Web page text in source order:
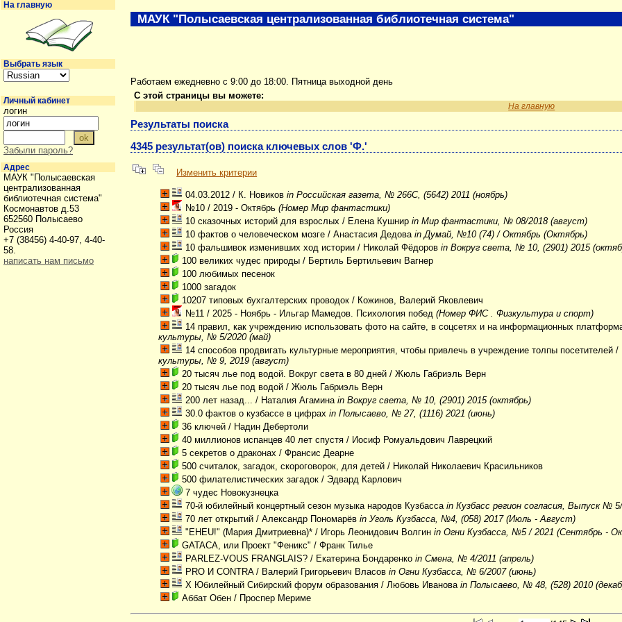
Работаем ежедневно с 9:00 до 18:00. Пятница выходной день
С этой страницы вы можете:
На главную
Результаты поиска
4345 результат(ов) поиска ключевых слов 'Ф.'
Изменить критерии
04.03.2012 / К. Новиковin Российская газета, № 266С, (5642) 2011 (ноябрь)
№10 / 2019 - Октябрь (Номер Мир фантастики)
10 сказочных историй для взрослых / Елена Кушнирin Мир фантастики, № 08/2018 (август)
10 фактов о человеческом мозге / Анастасия Дедоваin Думай, №10 (74) / Октябрь (Октябрь)
10 фальшивок изменивших ход истории / Николай Фёдоровin Вокруг света, № 10, (2901) 2015
100 великих чудес природы / Бертиль Бертильевич Вагнер
100 любимых песенок
1000 загадок
10207 типовых бухгалтерских проводок / Кожинов, Валерий Яковлевич
№11 / 2025 - Ноябрь - Ильгар Мамедов. Психология побед (Номер ФИС . Физкультура и спорт)
14 правил, как учреждению использовать фото на сайте, в соцсетях и на информационных
культуры, № 5/2020 (май)
14 способов продвигать культурные мероприятия, чтобы привлечь в учреждение толпы посетителей /
культуры, № 9, 2019 (август)
20 тысяч лье под водой. Вокруг света в 80 дней / Жюль Габриэль Верн
20 тысяч лье под водой / Жюль Габриэль Верн
200 лет назад... / Наталия Агаминаin Вокруг света, № 10, (2901) 2015 (октябрь)
30.0 фактов о кузбассе в цифрах in Полысаево, № 27, (1116) 2021 (июнь)
36 ключей / Надин Дебертоли
40 миллионов испанцев 40 лет спустя / Иосиф Ромуальдович Лаврецкий
5 секретов о драконах / Франсис Деарне
500 считалок, загадок, скороговорок, для детей / Николай Николаевич Красильников
500 филателистических загадок / Эдвард Карлович
7 чудес Новокузнецка
70-й юбилейный концертный сезон музыка народов Кузбасса in Кузбасс регион согласия, Выпуск №
70 лет открытий / Александр Пономарёвin Уголь Кузбасса, №4, (058) 2017 (Июль - Август)
"EHEU!" (Мария Дмитриевна)* / Игорь Леонидович Волгинin Огни Кузбасса, №5 / 2021 (Сентябрь -
GATACA, или Проект "Феникс" / Франк Тилье
PARLEZ-VOUS FRANGLAIS? / Екатерина Бондаренкоin Смена, № 4/2011 (апрель)
PRO И CONTRA/ Валерий Григорьевич Власовin Огни Кузбасса, № 6/2007 (июнь)
X Юбилейный Сибирский форум образования / Любовь Ивановаin Полысаево, № 48, (528) 2010
Аббат Обен / Проспер Мериме
МАУК "Полысаевская централизованная библиотечная система"
На главную
Выбрать язык
Личный кабинет
логин
Забыли пароль?
Адрес
МАУК "Полысаевская
централизованная
библиотечная система"
Космонавтов д.53
652560 Полысаево
Россия
+7 (38456) 4-40-97, 4-40-
58.
написать нам письмо